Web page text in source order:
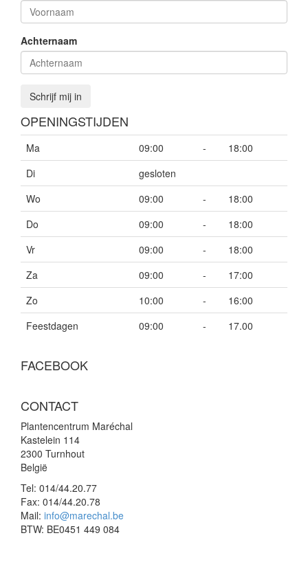
Achternaam
Schrijf mij in
OPENINGSTIJDEN
Ma 09:00 -
18:00
Di
gesloten
Wo
09:00 -
18:00
Do
09:00 -
18:00
Vr
09:00 -
18:00
Za
09:00 -
17:00
Zo
10:00 -
16:00
Feestdagen
09:00 - 17.00
FACEBOOK
CONTACT
Plantencentrum Maréchal
Kastelein 114
2300 Turnhout
België
Tel: 014/44.20.77
Fax: 014/44.20.78
Mail: info@marechal.be
BTW: BE0451 449 084